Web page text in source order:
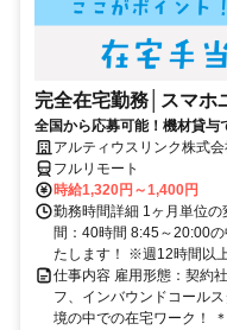
完全在宅勤務│スマホ
全国から応募可能！機材貸
アルティウスリンク株式会
フルリモート
時給1,320円～1,400円
勤務時間詳細 1ヶ月単位
間：40時間 8:45～20:00
たします！ ※週12時間以
仕事内容 雇用形態：契約
フ、インバウンドコール
境の中での在宅ワーク！